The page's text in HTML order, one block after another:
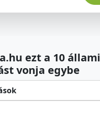
ezt a 10 állami
vonja egybe